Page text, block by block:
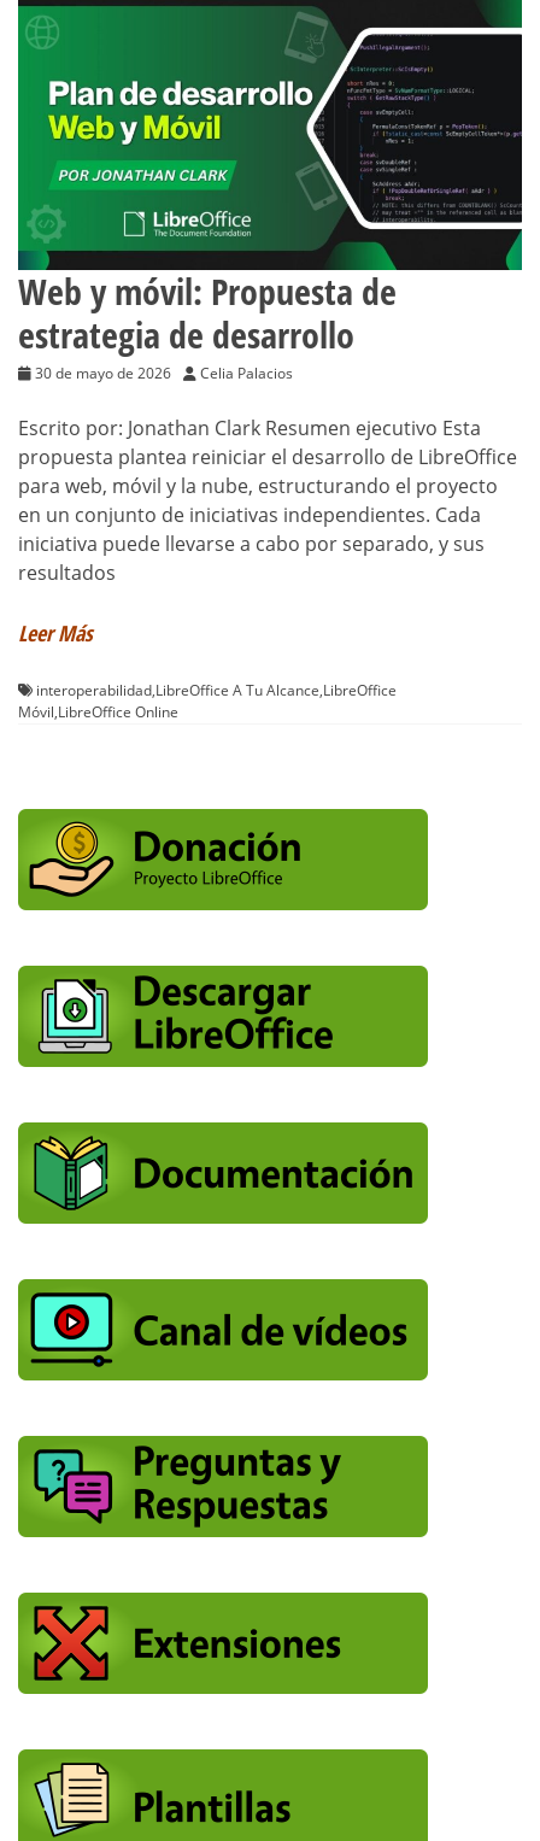
Web y móvil: Propuesta de
estrategia de desarrollo
30 de mayo de 2026 Celia Palacios
Escrito por: Jonathan Clark Resumen ejecutivo Esta
propuesta plantea reiniciar el desarrollo de LibreOffice
para web, móvil y la nube, estructurando el proyecto
en un conjunto de iniciativas independientes. Cada
iniciativa puede llevarse a cabo por separado, y sus
resultados
Leer Más
interoperabilidad,LibreOffice A Tu Alcance,LibreOffice
Móvil,LibreOffice Online